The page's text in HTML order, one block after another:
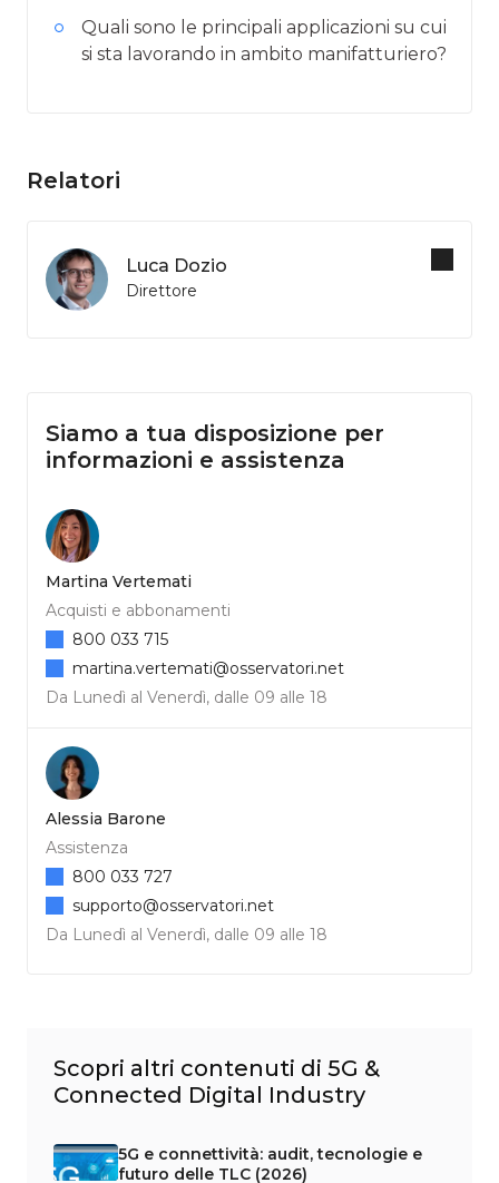
Quali sono le principali applicazioni su cui
si sta lavorando in ambito manifatturiero?
Relatori
Luca Dozio
Direttore
Siamo a tua disposizione per
informazioni e assistenza
Martina Vertemati
Acquisti e abbonamenti
Da Lunedì al Venerdì, dalle 09 alle 18
800 033 715
martina.vertemati@osservatori.net
Alessia Barone
Assistenza
Da Lunedì al Venerdì, dalle 09 alle 18
800 033 727
supporto@osservatori.net
Scopri altri contenuti di 5G &
Connected Digital Industry
5G e connettività: audit, tecnologie e
futuro delle TLC (2026)